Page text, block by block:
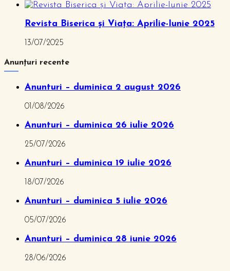
Revista Biserica și Viața: Aprilie-Iunie 2025
13/07/2025
Anunțuri recente
Anunturi – duminica 2 august 2026
01/08/2026
Anunturi – duminica 26 iulie 2026
25/07/2026
Anunturi – duminica 19 iulie 2026
18/07/2026
Anunturi – duminica 5 iulie 2026
05/07/2026
Anunturi – duminica 28 iunie 2026
28/06/2026